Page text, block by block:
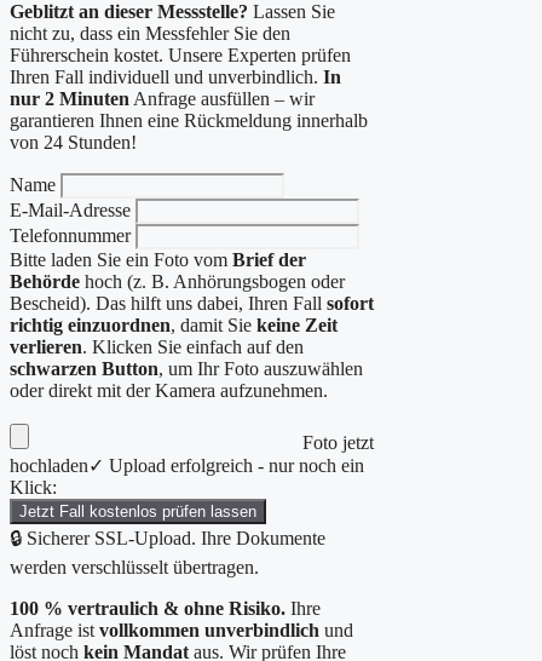
Geblitzt an dieser Messstelle? Lassen Sie
nicht zu, dass ein Messfehler Sie den
Führerschein kostet. Unsere Experten prüfen
Ihren Fall individuell und unverbindlich. In
nur 2 Minuten Anfrage ausfüllen – wir
garantieren Ihnen eine Rückmeldung innerhalb
von 24 Stunden!
Name
E-Mail-Adresse
Telefonnummer
Bitte laden Sie ein Foto vom Brief der
Behörde hoch (z. B. Anhörungsbogen oder
Bescheid). Das hilft uns dabei, Ihren Fall sofort
richtig einzuordnen, damit Sie keine Zeit
verlieren. Klicken Sie einfach auf den
schwarzen Button, um Ihr Foto auszuwählen
oder direkt mit der Kamera aufzunehmen.
Foto jetzt
hochladen✓ Upload erfolgreich - nur noch ein
Klick:
Jetzt Fall kostenlos prüfen lassen
🔒 Sicherer SSL-Upload. Ihre Dokumente
werden verschlüsselt übertragen.
100 % vertraulich & ohne Risiko. Ihre
Anfrage ist vollkommen unverbindlich und
löst noch kein Mandat aus. Wir prüfen Ihre